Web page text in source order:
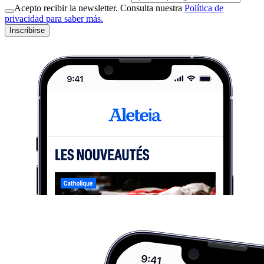
Acepto recibir la newsletter. Consulta nuestra Política de
privacidad para saber más.
Inscribirse